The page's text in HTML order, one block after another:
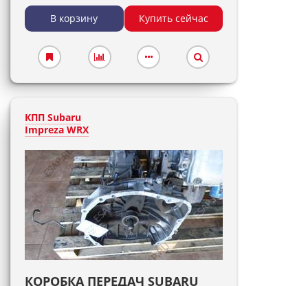
В корзину Купить сейчас
КПП Subaru
Impreza WRX
КОРОБКА ПЕРЕДАЧ SUBARU